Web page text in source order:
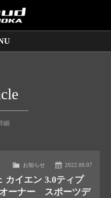
報
細
2022.09.07
お知らせ
イエン 3.0ティプ
ーナー スポーツデ